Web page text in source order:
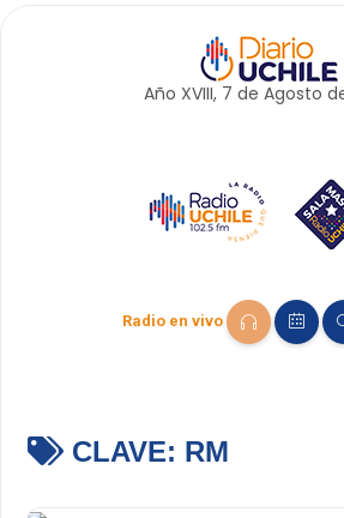
Año XVIII, 7 de Agosto
Radio en vivo
CLAVE: RM